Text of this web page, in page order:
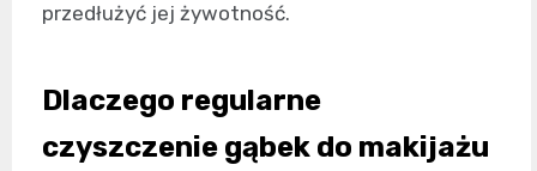
przedłużyć jej żywotność.
Dlaczego regularne
czyszczenie gąbek do makijażu